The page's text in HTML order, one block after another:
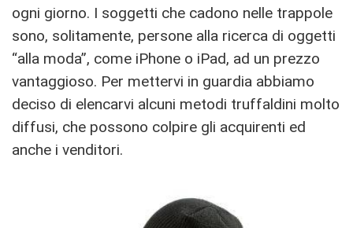
ogni giorno. I soggetti che cadono nelle trappole
sono, solitamente, persone alla ricerca di oggetti
“alla moda”, come iPhone o iPad, ad un prezzo
vantaggioso. Per mettervi in guardia abbiamo
deciso di elencarvi alcuni metodi truffaldini molto
diffusi, che possono colpire gli acquirenti ed
anche i venditori.